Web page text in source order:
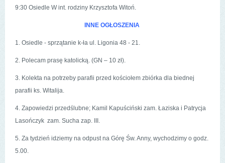
9:30 Osiedle W int. rodziny Krzysztofa Witoń.
INNE OGŁOSZENIA
1. Osiedle - sprzątanie k-ła ul. Ligonia 48 - 21.
2. Polecam prasę katolicką. (GN – 10 zł).
3. Kolekta na potrzeby parafii przed kościołem zbiórka dla biednej
parafii ks. Witalija.
4. Zapowiedzi przedślubne; Kamil Kapuściński zam. Łaziska i Patrycja
Lasończyk zam. Sucha zap. III.
5. Za tydzień idziemy na odpust na Górę Św. Anny, wychodzimy o godz.
5.00.